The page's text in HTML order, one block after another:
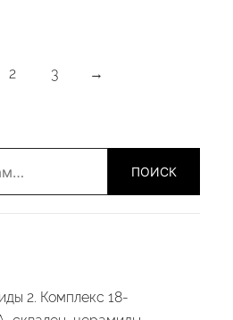
2 3 →
ПОИСК
2. Комплекс 18-